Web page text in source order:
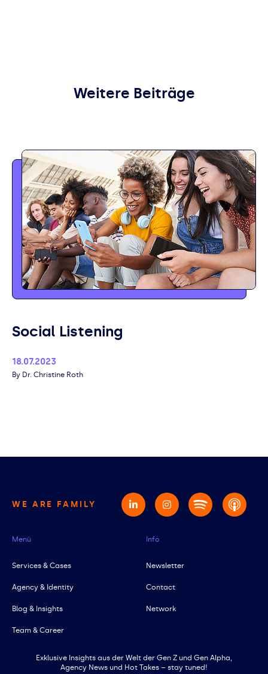
Weitere Beiträge
Social Listening
Published
18.07.2023
AuthorDr. Christine Roth
WE ARE FAMILY
Menü
Services & Cases
Agency & Identity
Blog & Insights
Team & Career
Info
Newsletter
Contact
Network
Exklusive Insights aus der Welt der Gen Z und Gen Alpha,
Agency News und Hot Takes – stay tuned!